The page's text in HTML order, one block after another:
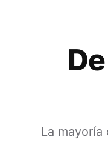
La mayoría